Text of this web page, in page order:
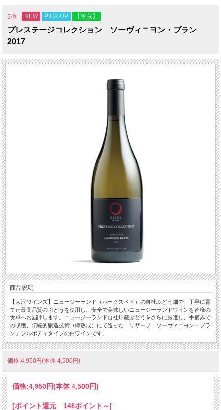
5位 NEW PICK UP 【冷蔵】
プレステージコレクション ソーヴィニヨン・ブラン
2017
商品説明
【大沢ワインズ】ニュージーランド（ホークスベイ）の自社ぶどう畑で、丁寧に育
てた最高品質のぶどうを使用し、安全で美味しいニュージーランドワインを皆様の
食卓へお届けします。ニュージーランド自社畑産ぶどうをさらに厳選し、手摘みで
の収穫、伝統的醸造技術（樽熟成）にて造った「リザーブ ソーヴィニヨン・ブラ
ン」フルボディタイプの白ワインです。
価格:4,950円(本体 4,500円)
価格:4,950円(本体 4,500円)
[ポイント還元 148ポイント～]